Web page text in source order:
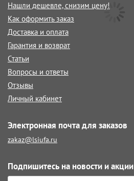
Нашли дешевле, снизим цену!
Как оформить заказ
Доставка и оплата
Гарантия и возврат
Статьи
Вопросы и ответы
Отзывы
Личный кабинет
Электронная почта для заказов
zakaz@lsiufa.ru
Подпишитесь на новости и акции